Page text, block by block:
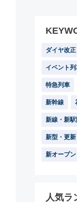
ダイヤ改正
イベント
特急列車
新幹線
新線・新
新型・更新
新オープ
人気ラ